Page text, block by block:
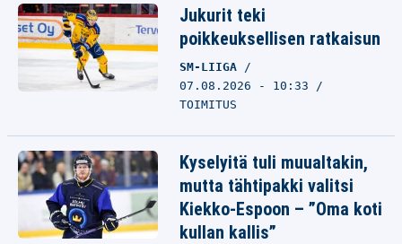
Jukurit teki
poikkeuksellisen ratkaisun
SM-LIIGA
07.08.2026 - 10:33
TOIMITUS
Kyselyitä tuli muualtakin,
mutta tähtipakki valitsi
Kiekko-Espoon – ”Oma koti
kullan kallis”